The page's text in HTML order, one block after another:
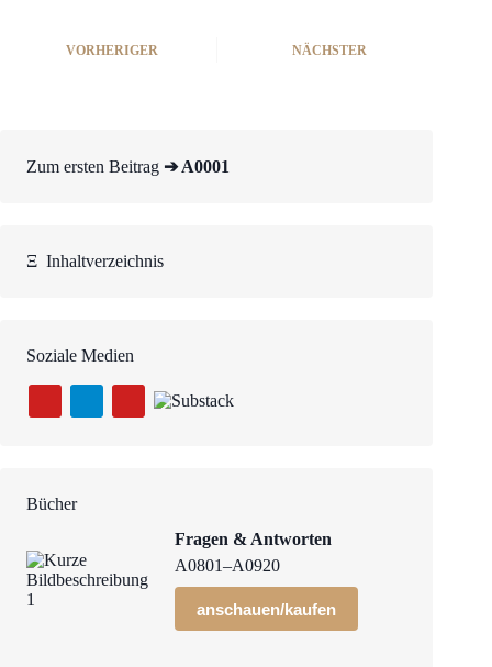
VORHERIGER NÄCHSTER
Zum ersten Beitrag ➔ A0001
Ξ Inhaltverzeichnis
Soziale Medien
Bücher
Fragen & Antworten
A0801–A0920
anschauen/kaufen